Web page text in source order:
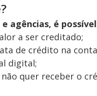
e agências, é
a ser creditado;
de crédito na
digital;
quer receber o